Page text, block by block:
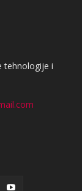
tehnologije i